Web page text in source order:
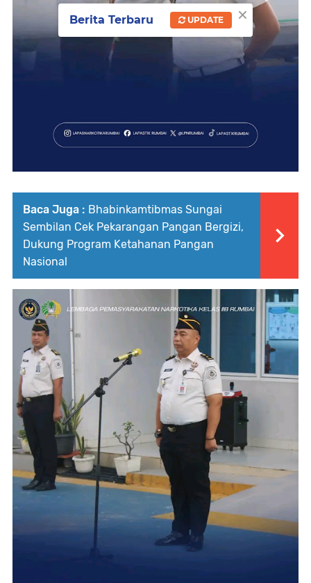
Baca Juga : Bhabinkamtibmas Sungai
Sembilan Cek Pekarangan Pangan Bergizi,
Dukung Program Ketahanan Pangan
Nasional
×
Berita Terbaru UPDATE